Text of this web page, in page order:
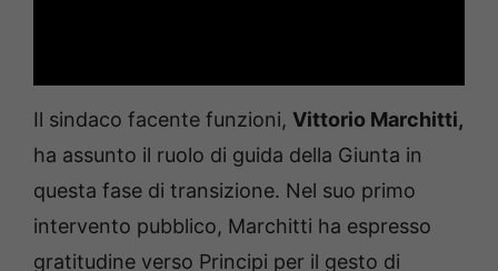
Il sindaco facente funzioni, Vittorio Marchitti,
ha assunto il ruolo di guida della Giunta in
questa fase di transizione. Nel suo primo
intervento pubblico, Marchitti ha espresso
gratitudine verso Principi per il gesto di